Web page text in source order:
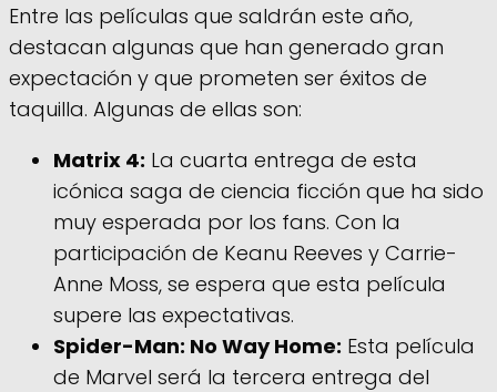
Entre las películas que saldrán este año,
destacan algunas que han generado gran
expectación y que prometen ser éxitos de
taquilla. Algunas de ellas son:
Matrix 4: La cuarta entrega de esta
icónica saga de ciencia ficción que ha sido
muy esperada por los fans. Con la
participación de Keanu Reeves y Carrie-
Anne Moss, se espera que esta película
supere las expectativas.
Spider-Man: No Way Home: Esta película
de Marvel será la tercera entrega del